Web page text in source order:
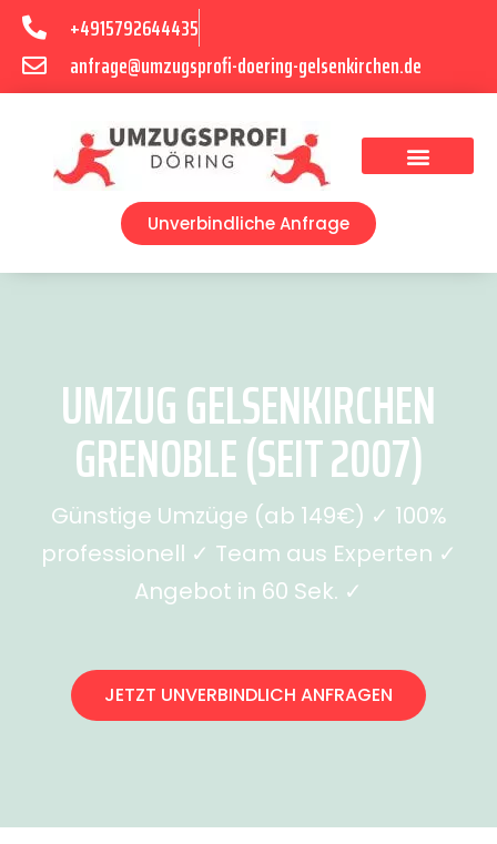
+4915792644435
anfrage@umzugsprofi-doering-gelsenkirchen.de
Unverbindliche Anfrage
UMZUG GELSENKIRCHEN
GRENOBLE (SEIT 2007)
Günstige Umzüge (ab 149€) ✓ 100%
professionell ✓ Team aus Experten ✓
Angebot in 60 Sek. ✓
JETZT UNVERBINDLICH ANFRAGEN